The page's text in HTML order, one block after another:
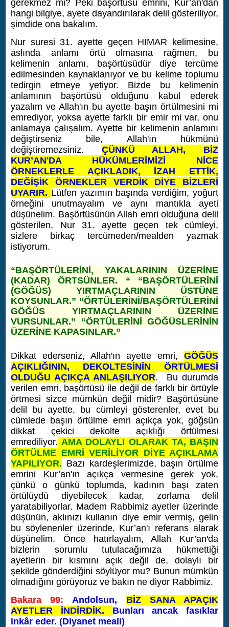
gerekmez mi? Peki başörtüsü emrini, Kur’an'dan
hangi bilgiye, ayete dayandırılarak delil gösteriliyor,
şimdide ona bakalım.
Nur suresi 31. ayette geçen HIMAR kelimesine,
aslında anlamı örtü olmasına rağmen, bu
kelimenin anlamı, başörtüsüdür diye tercüme
edilmesinden kaynaklanıyor ve bu kelime toplumu
tedirgin etmeye yetiyor. Bizde bu kelimenin
anlamının başörtüsü olduğunu kabul ederek
yazalım ve Allah'ın bu ayette başın örtülmesini mi
emrediyor, yoksa ayette farklı bir emir mi var, onu
anlamaya çalışalım. Ayette bir kelimenin anlamını
değiştirseniz bile, Allah'ın hükmünü
değiştiremezsiniz. ÇÜNKÜ ALLAH, BİZ
KUR’AN'DA HÜKÜMLERİMİZİ NİCE
ÖRNEKLERLE AÇIKLADIK, İZAH ETTİK,
DEĞİŞİK ÖRNEKLER VERDİK DİYE BİZLERİ
UYARIR. Lütfen yazımın başında verdiğim, yoğurt
örneğini unutmayalım ve aynı mantıkla ayeti
düşünelim. Başörtüsünün Allah emri olduğuna delil
gösterilen, Nur 31. ayette geçen tek cümleyi,
sizlere birkaç tercümeden/mealden yazmak
istiyorum.
“BAŞÖRTÜLERİNİ, YAKALARININ ÜZERİNE
(KADAR) ÖRTSÜNLER. “ “BAŞÖRTÜLERİNİ
(GÖĞÜS) YIRTMAÇLARININ ÜSTÜNE
KOYSUNLAR.” “ÖRTÜLERİNİ/BAŞÖRTÜLERİNİ
GÖĞÜS YIRTMAÇLARININ ÜZERİNE
VURSUNLAR.” “ÖRTÜLERİNİ GÖĞÜSLERİNİN
ÜZERİNE KAPASINLAR.”
Dikkat ederseniz, Allah'ın ayette emri, GÖĞÜS
AÇIKLIĞININ, DEKOLTESİNİN ÖRTÜLMESİ
OLDUĞU AÇIKÇA ANLAŞILIYOR. Bu durumda
verilen emri, başörtüsü ile değil de farklı bir örtüyle
örtmesi sizce mümkün değil midir? Başörtüsüne
delil bu ayette, bu cümleyi gösterenler, evet bu
cümlede başın örtülme emri açıkça yok, göğsün
dikkat çekici dekolte açıklığı örtülmesi
emrediliyor. AMA DOLAYLI OLARAK TA, BAŞIN
ÖRTÜLME EMRİ VERİLİYOR DİYE AÇIKLAMA
YAPILIYOR. Bazı kardeşlerimizde, başın örtülme
emrini Kur’an'ın açıkça vermesine gerek yok,
çünkü o günkü toplumda, kadının başı zaten
örtülüydü diyebilecek kadar, zorlama delil
yaratabiliyorlar. Madem Rabbimiz ayetler üzerinde
düşünün, aklınızı kullanın diye emir vermiş, gelin
bu söylenenler üzerinde, Kur’an'ı referans alarak
düşünelim. Önce hatırlayalım, Allah Kur’an'da
bizlerin sorumlu tutulacağımıza hükmettiği
ayetlerin bir kısmını açık değil de, dolaylı bir
şekilde gönderdiğini söylüyor mu? Bunun mümkün
olmadığını görüyoruz ve bakın ne diyor Rabbimiz.
Bakara 99: Andolsun, BİZ SANA APAÇIK
AYETLER İNDİRDİK. Bunları ancak fasıklar
inkâr eder. (Diyanet meali)